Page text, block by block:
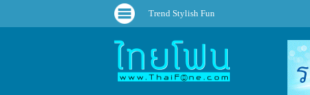
Trend Stylish Fun